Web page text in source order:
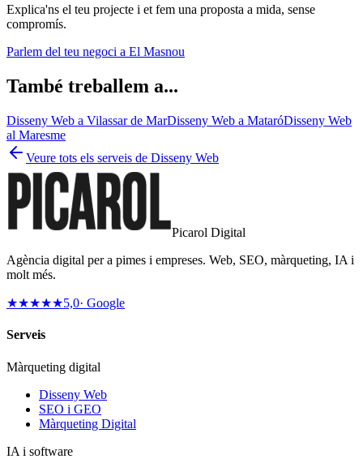
Explica'ns el teu projecte i et fem una proposta a mida, sense
compromís.
Parlem del teu negoci a El Masnou
També treballem a...
Disseny Web a Vilassar de MarDisseny Web a MataróDisseny Web
al Maresme
Veure tots els serveis de Disseny Web
Picarol Digital
Agència digital per a pimes i empreses. Web, SEO, màrqueting, IA i
molt més.
★★★★★5,0· Google
Serveis
Màrqueting digital
Disseny Web
SEO i GEO
Màrqueting Digital
IA i software